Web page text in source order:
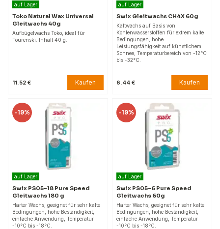
auf Lager
Toko Natural Wax Universal
Gleitwachs 40g
Aufbügelwachs Toko, ideal für
Tourenski. Inhalt 40 g.
11.52 € Kaufen
auf Lager
Swix Gleitwachs CH4X 60g
Kaltwachs auf Basis von
Kohlenwasserstoffen für extrem kalte
Bedingungen, hohe
Leistungsfähigkeit auf künstlichem
Schnee, Temperaturbereich von -12°C
bis -32°C.
6.44 € Kaufen
-19%
auf Lager
Swix PS05-18 Pure Speed
Gleitwachs 180 g
Harter Wachs, geeignet für sehr kalte
Bedingungen, hohe Beständigkeit,
einfache Anwendung, Temperatur
-10°C bis -18°C.
-19%
auf Lager
Swix PS05-6 Pure Speed
Gleitwachs 60g
Harter Wachs, geeignet für sehr kalte
Bedingungen, hohe Beständigkeit,
einfache Anwendung, Temperatur
-10°C bis -18°C.